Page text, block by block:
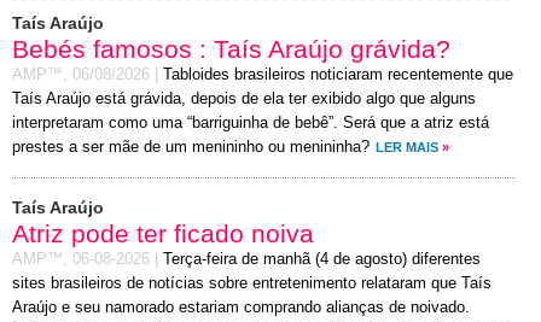
Taís Araújo
Bebés famosos : Taís Araújo grávida?
AMP™, 06/08/2026
Tabloides brasileiros noticiaram recentemente que
Taís Araújo está grávida, depois de ela ter exibido algo que alguns
interpretaram como uma “barriguinha de bebê”. Será que a atriz está
prestes a ser mãe de um menininho ou menininha? LER MAIS »
Taís Araújo
Atriz pode ter ficado noiva
AMP™, 06-08-2026
Terça-feira de manhã (4 de agosto) diferentes
sites brasileiros de notícias sobre entretenimento relataram que Taís
Araújo e seu namorado estariam comprando alianças de noivado.